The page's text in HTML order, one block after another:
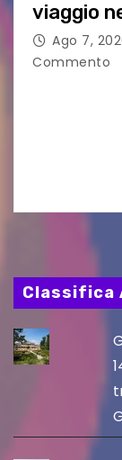
viaggio
nei film
Ago 7,
Commento
Classifica